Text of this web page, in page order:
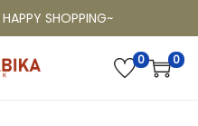
SHOPPING~
0 0